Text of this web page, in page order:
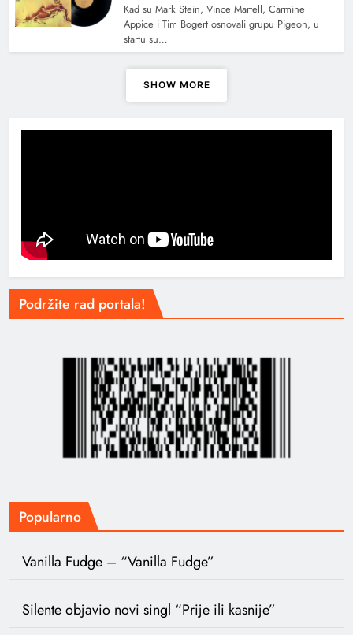
Kad su Mark Stein, Vince Martell, Carmine
Appice i Tim Bogert osnovali grupu Pigeon, u
startu su…
SHOW MORE
Podržite rad portala!
Popularno
Vanilla Fudge – “Vanilla Fudge”
Silente objavio novi singl “Prije ili kasnije”